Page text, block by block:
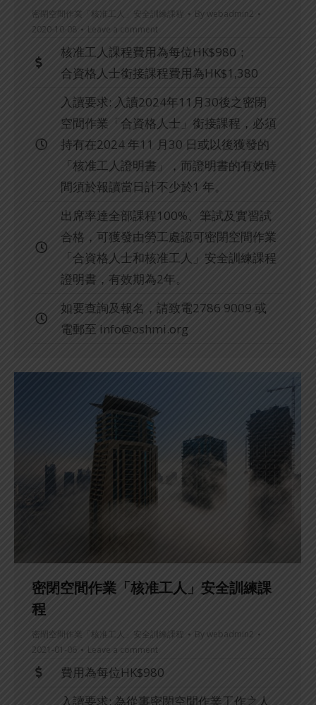
密閉空間作業「核准工人」安全訓練課程 Bywebadmin2
2020-10-08
Leave a comment
核准工人課程費用為每位HK$980；
合資格人士銜接課程費用為HK$1,380
入讀要求: 入讀2024年11月30後之密閉
空間作業「合資格人士」銜接課程，必須
持有在2024 年11 月30 日或以後獲發的
「核准工人證明書」，而證明書的有效時
間須於報讀當日計不少於1 年。
出席率達全部課程100%、筆試及實習試
合格，可獲發由勞工處認可密閉空間作業
「合資格人士和核准工人」安全訓練課程
證明書，有效期為2年。
如要查詢及報名，請致電2786 9009 或
電郵至 info@oshmi.org
密閉空間作業「核准工人」安全訓練課
程
密閉空間作業「核准工人」安全訓練課程 Bywebadmin2
2021-01-06
Leave a comment
費用為每位HK$980
入讀要求: 為從事密閉空間作業工作之人